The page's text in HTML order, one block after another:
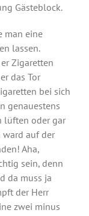
Gästeblock.
man eine
lassen.
Zigaretten
das Tor
bei sich
genauestens
lüften oder gar
ward auf der
Aha,
sein, denn
da muss ja
der Herr
zwei minus